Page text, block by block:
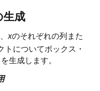
成
xのそれぞれの列また
についてボックス・
生成します。